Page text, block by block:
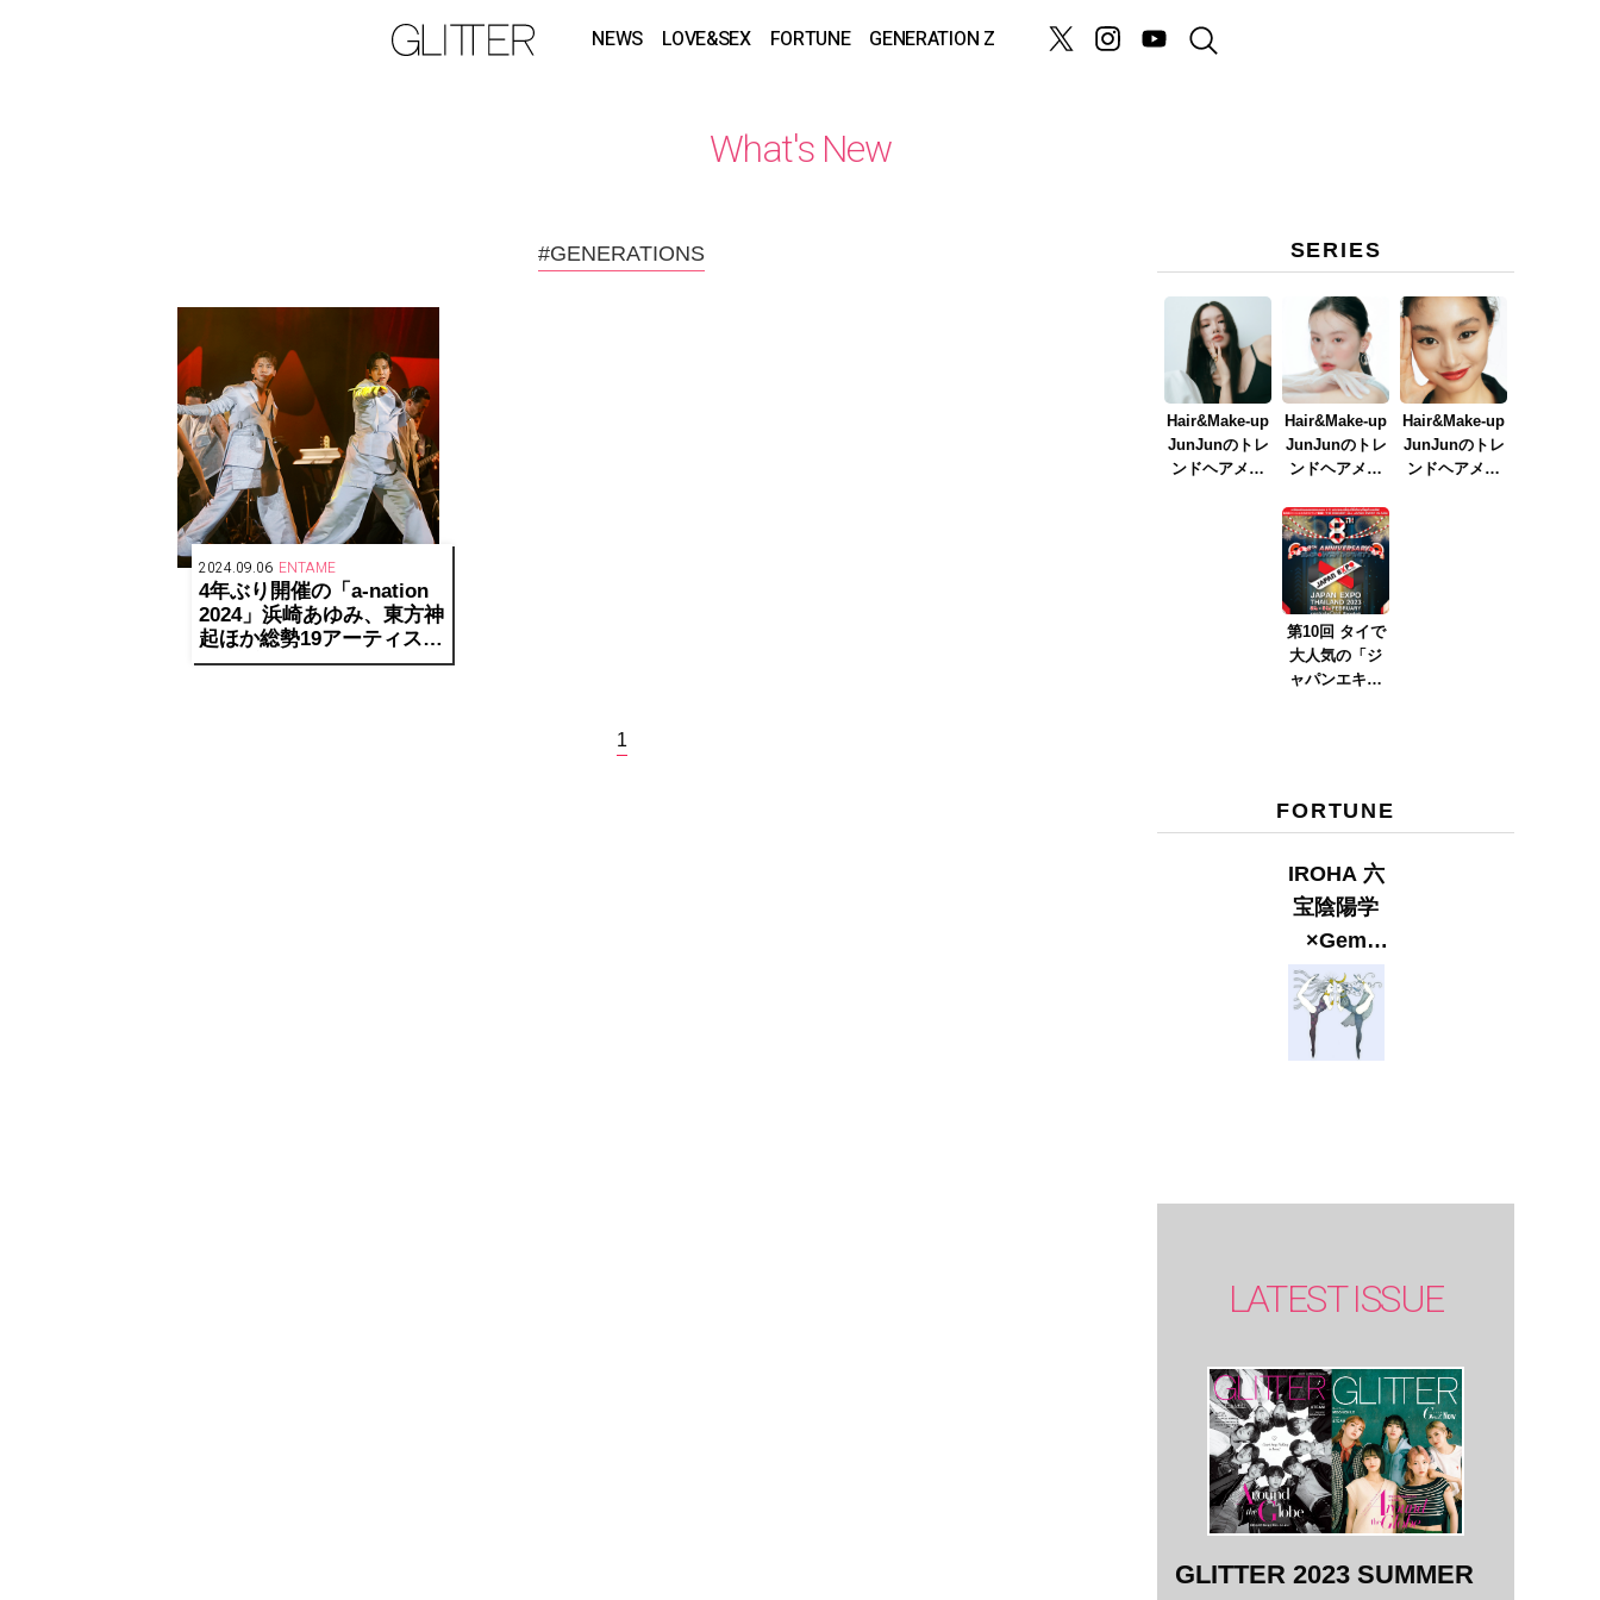
NEWS LOVE&SEX FORTUNE GENERATION Z
What's New
#GENERATIONS
2024.09.06 ENTAME
4年ぶり開催の「a-nation
2024」浜崎あゆみ、東方神
起ほか総勢19アーティスト
の 競演と多彩なサプライ
1
SERIES
Hair&Make-up
JunJunのトレ
ンドヘアメイ
Hair&Make-up
JunJunのトレ
ンドヘアメイ
イク
ver.2023』
Hair&Make-up
JunJunのトレ
ンドヘアメイ
第10回 タイで
大人気の「ジ
ャパンエキス
FORTUNE
IROHA 六
宝陰陽学
×Gem
Muse
【GLITTER
2023
LATEST ISSUE
GLITTER 2023 SUMMER